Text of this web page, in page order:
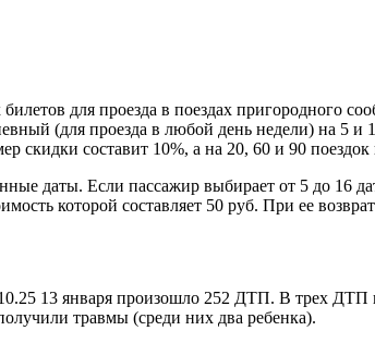
для проезда в поездах пригородного
(для проезда в любой день недели) на 5
скидки составит 10%, а на 20, 60 и 90
даты. Если пассажир выбирает от 5 до 16
которой составляет 50 руб. При ее
13 января произошло 252 ДТП. В трех
травмы (среди них два ребенка).